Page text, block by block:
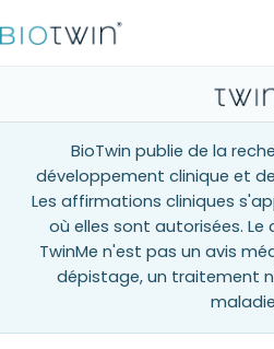
BioTwin publie de la
développement clinique et
Les affirmations cliniques
où elles sont autorisées.
TwinMe n'est pas un avis
dépistage, un traitement